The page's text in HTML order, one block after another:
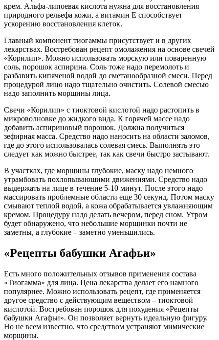
крем. Альфа-липоевая кислота нужна для восстановления
природного рельефа кожи, а витамин Е способствует
ускорению восстановления клеток.
Главный компонент тиогаммы присутствует и в других
лекарствах. Востребован рецепт омолажения на основе свечей
«Корилип». Можно использовать морскую или поваренную
соль, порошок аспирина. Соль тоже надо перемолоть и
разбавить кипяченой водой до сметанообразной смеси. Перед
процедурой лицо надо тщательно очистить. Солевой смесью
надо заполнить морщины лица.
Свечи «Корилип» с тиоктовой кислотой надо растопить в
микроволновке до жидкого вида. К горячей массе надо
добавить аспириновый порошок. Должна получиться
зефирная масса. Средство надо наносить на области заломов,
где до этого использовалась солевая смесь. Выполнять это
следует как можно быстрее, так как свечи быстро застывают.
В участках, где морщины глубокие, маску надо немного
утрамбовать похлопывающими движениями. Средство надо
выдержать на лице в течение 5-10 минут. После этого надо
массировать проблемные области еще 30 секунд. Потом маску
смывают теплой водой, а кожа обрабатывается увлажняющим
кремом. Процедуру надо делать вечером, перед сном. Утром
будет обнаружено, что небольшие морщинки почти не
заметны, а глубокие – заметно уменьшились.
«Рецепты бабушки Агафьи»
Есть много положительных отзывов применения состава
«Тиогамма» для лица. Цена лекарства делает его намного
популярнее. Можно использовать рецепт, где применяется
другое средство с действующим веществом – тиоктовой
кислотой. Востребован порошок для похудения «Рецепты
бабушки Агафьи». Он позволяет вернуть идеальную фигуру.
Но не всем известно, что средством устраняют мимические
морщины.